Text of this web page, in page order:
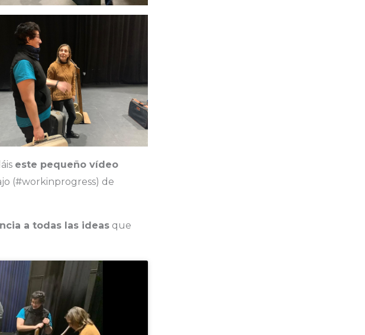
este pequeño vídeo
(#workinprogress) de
a todas las ideas que